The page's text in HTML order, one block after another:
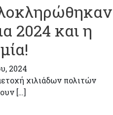
2024 και η
2024
χιλιάδων πολιτών
[…]